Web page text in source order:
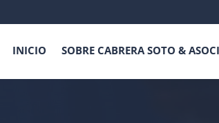
INICIO SOBRE CABRERA SOTO &